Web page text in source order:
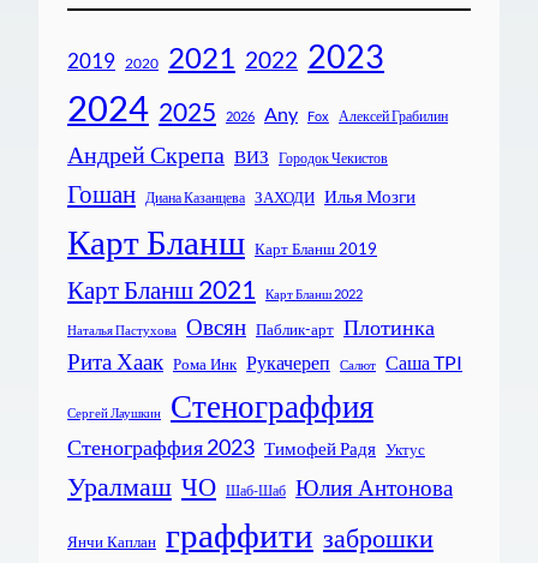
2019 2020 2021 2022 2023
2024 2025 2026 Any Fox Алексей Грабилин
Андрей Скрепа ВИЗ Городок Чекистов
Гошан Диана Казанцева ЗАХОДИ Илья Мозги
Карт Бланш Карт Бланш 2019
Карт Бланш 2021 Карт Бланш 2022
Наталья Пастухова Овсян Паблик-арт Плотинка
Рита Хаак Рома Инк Рукачереп Салют Саша TPI
Сергей Лаушкин Стенограффия
Стенограффия 2023 Тимофей Радя Уктус
Уралмаш ЧО Шаб-Шаб Юлия Антонова
Янчи Каплан граффити заброшки